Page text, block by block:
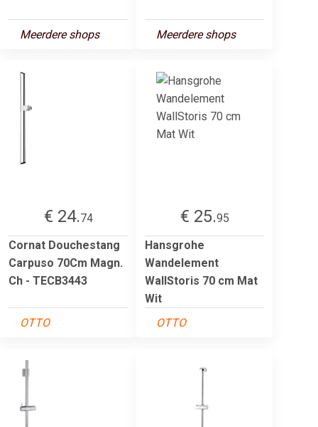
Meerdere shops Meerdere shops
€ 24.74
Cornat Douchestang
Carpuso 70Cm Magn.
Ch - TECB3443
OTTO
€ 25.95
Hansgrohe
Wandelement
WallStoris 70 cm Mat
Wit
OTTO